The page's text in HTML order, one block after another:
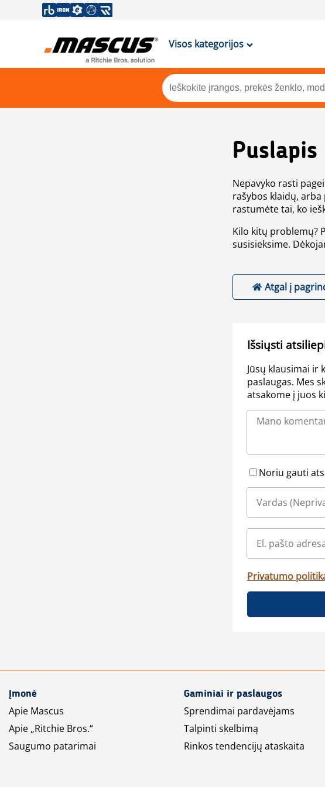
Visos kategorijos
Nepavyko rasti
rašybos klaidų,
rastumėte tai, ko
Kilo kitų problemų?
susisieksime.
Atgal į
Išsiųsti
Jūsų klausimai ir
paslaugas. Mes
atsakome į juos
Noriu gauti
Privatumo
Įmonė
Apie Mascus
Apie „Ritchie Bros.“
Saugumo patarimai
Gaminiai ir paslaugos
Sprendimai pardavėjams
Talpinti skelbimą
Rinkos tendencijų ataskaita